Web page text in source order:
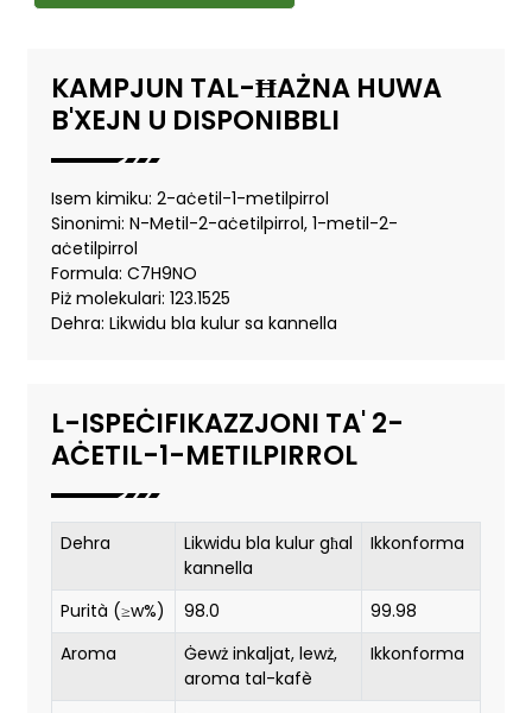
KAMPJUN TAL-ĦAŻNA HUWA
B'XEJN U DISPONIBBLI
Isem kimiku: 2-aċetil-1-metilpirrol
Sinonimi: N-Metil-2-aċetilpirrol, 1-metil-2-
aċetilpirrol
Formula: C7H9NO
Piż molekulari: 123.1525
Dehra: Likwidu bla kulur sa kannella
L-ISPEĊIFIKAZZJONI TA' 2-
AĊETIL-1-METILPIRROL
Dehra
Likwidu bla kulur għal
kannella
Ikkonforma
Purità (≥w%) 98.0
99.98
Aroma
Ġewż inkaljat, lewż,
aroma tal-kafè
Ikkonforma